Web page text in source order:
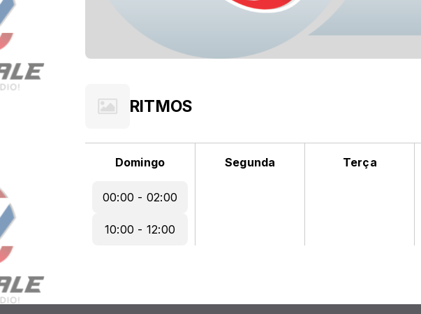
RITMOS
Domingo
00:00 - 02:00
10:00 - 12:00
Segunda Terça